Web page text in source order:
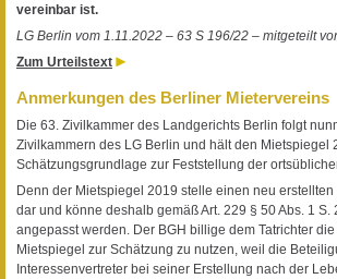
vereinbar ist.
LG Berlin vom 1.11.2022 – 63 S 196/22 – mitgeteilt
Zum Urteilstext
Anmerkungen des Berliner Mietervereins
Die 63. Zivilkammer des Landgerichts Berlin folgt
Zivilkammern des LG Berlin und hält den Mietspiegel
Schätzungsgrundlage zur Feststellung der
Denn der Mietspiegel 2019 stelle einen neu erstellten
dar und könne deshalb gemäß Art. 229 § 50 Abs. 1 S.
angepasst werden. Der BGH billige dem Tatrichter die
Mietspiegel zur Schätzung zu nutzen, weil die
Interessenvertreter bei seiner Erstellung nach der